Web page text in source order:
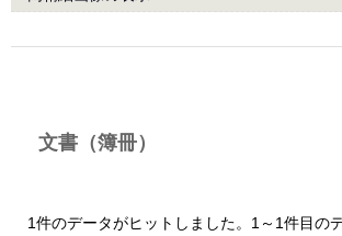
文書（簿冊）
1件のデータがヒットしました。1～1件目の